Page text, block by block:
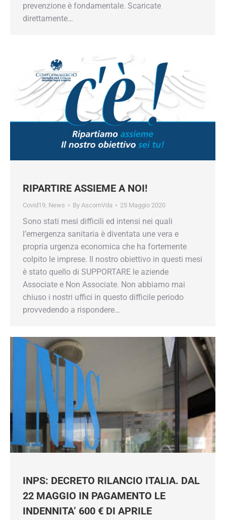
prevenzione è fondamentale. Scaricate
direttamente…
RIPARTIRE ASSIEME A NOI!
Covid19, News By AscomVda 25 Maggio 2020
Sono stati mesi difficili ed intensi nei quali
l’emergenza sanitaria è diventata une vera e
propria urgenza economica che ha fortemente
colpito le imprese. Il nostro obiettivo in questi mesi
è stato quello di SUPPORTARE le aziende
Associate e Non Associate. Non abbiamo mai
chiuso i nostri uffici in questo difficile periodo
provvedendo a rispondere…
INPS: DECRETO RILANCIO ITALIA. DAL
22 MAGGIO IN PAGAMENTO LE
INDENNITA’ 600 € DI APRILE